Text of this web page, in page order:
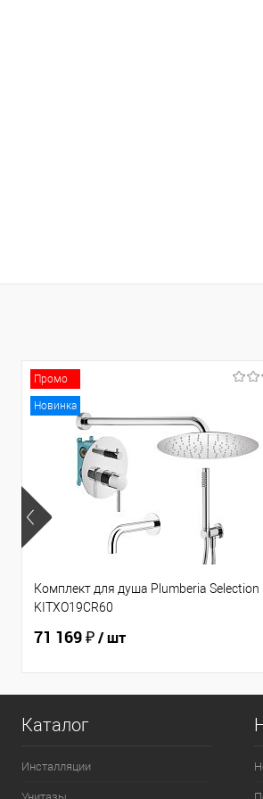
Промо
Новинка
Комплект для душа Plumberia Selection
KITXO19CR60
71 169 ₽/ шт
Каталог
Инсталляции